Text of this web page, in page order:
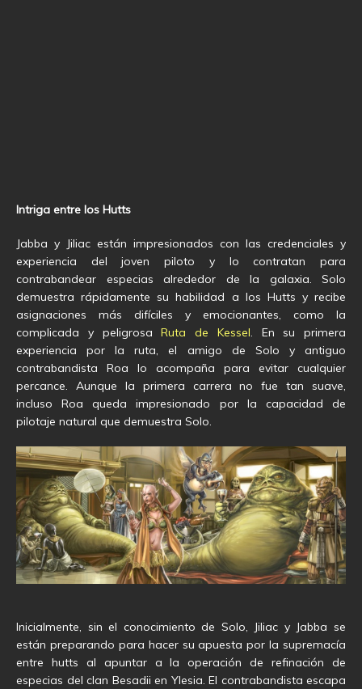
Intriga entre los Hutts
Jabba y Jiliac están impresionados con las credenciales y
experiencia del joven piloto y lo contratan para
contrabandear especias alrededor de la galaxia. Solo
demuestra rápidamente su habilidad a los Hutts y recibe
asignaciones más difíciles y emocionantes, como la
complicada y peligrosaRuta de Kessel. En su primera
experiencia por la ruta, el amigo de Solo y antiguo
contrabandista Roa lo acompaña para evitar cualquier
percance. Aunque la primera carrera no fue tan suave,
incluso Roa queda impresionado por la capacidad de
pilotaje natural que demuestra Solo.
Inicialmente, sin el conocimiento de Solo, Jiliac y Jabba se
están preparando para hacer su apuesta por la supremacía
entre hutts al apuntar a la operación de refinación de
especias del clan Besadii en Ylesia. El contrabandista escapa